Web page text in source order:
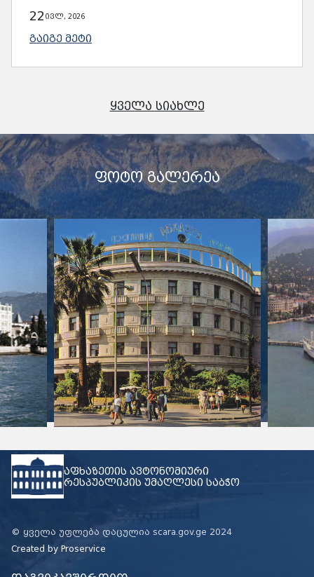
22 ივლ, 2026
ᲒᲐᲘᲒᲔ ᲛᲔᲢᲘ
ᲧᲕᲔᲚᲐ ᲡᲘᲐᲮᲚᲔ
ᲤᲝᲢᲝ ᲒᲐᲚᲔᲠᲔᲐ
აფხაზეთის ავტონომიური
რესპუბლიკის უმაღლესი საბჭო
© ყველა უფლება დაცულია scara.gov.ge 2024
Created by Proservice